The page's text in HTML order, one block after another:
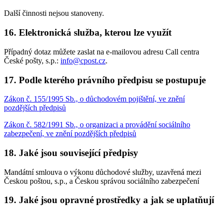
Další činnosti nejsou stanoveny.
16. Elektronická služba, kterou lze využít
Případný dotaz můžete zaslat na e-mailovou adresu Call centra
České pošty, s.p.: info@cpost.cz.
17. Podle kterého právního předpisu se postupuje
Zákon č. 155/1995 Sb., o důchodovém pojištění, ve znění
pozdějších předpisů
Zákon č. 582/1991 Sb., o organizaci a provádění sociálního
zabezpečení, ve znění pozdějších předpisů
18. Jaké jsou související předpisy
Mandátní smlouva o výkonu důchodové služby, uzavřená mezi
Českou poštou, s.p., a Českou správou sociálního zabezpečení
19. Jaké jsou opravné prostředky a jak se uplatňují